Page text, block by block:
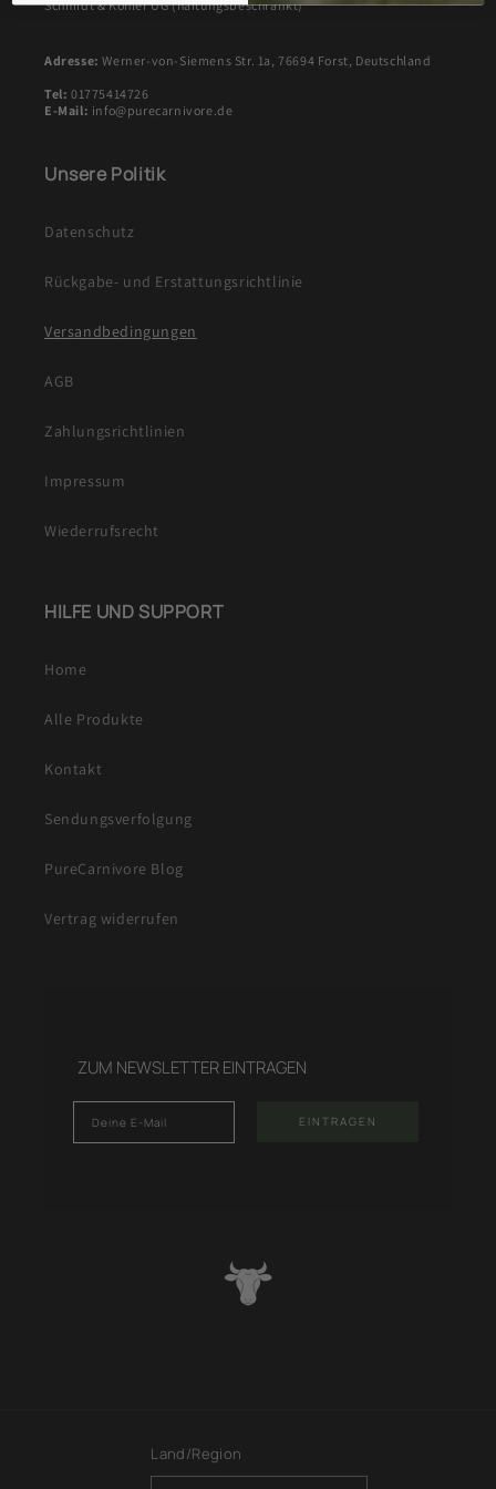
Schmidt & Köhler UG (haftungsbeschränkt)
Adresse: Werner-von-Siemens Str. 1a, 76694 Forst, Deutschland
Tel: 01775414726
E-Mail: info@purecarnivore.de
Unsere Politik
Datenschutz
Rückgabe- und Erstattungsrichtlinie
Versandbedingungen
AGB
Zahlungsrichtlinien
Impressum
Wiederrufsrecht
HILFE UND SUPPORT
Home
Alle Produkte
Kontakt
Sendungsverfolgung
PureCarnivore Blog
Vertrag widerrufen
ZUM NEWSLETTER EINTRAGEN
EINTRAGEN
Land/Region